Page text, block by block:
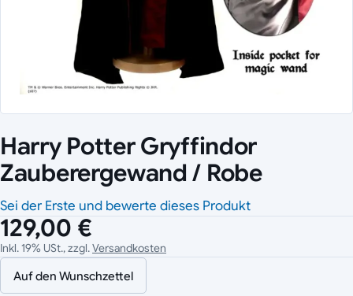
Harry Potter Gryffindor
Zauberergewand / Robe
Sei der Erste und bewerte dieses Produkt
129,00 €
Inkl. 19% USt., zzgl.Versandkosten
Auf den Wunschzettel